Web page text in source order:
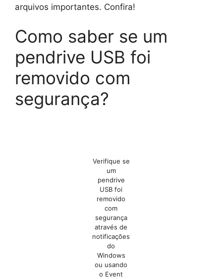
arquivos importantes. Confira!
Como saber se um
pendrive USB foi
removido com
segurança?
Verifique se
um
pendrive
USB foi
removido
com
segurança
através de
notificações
do
Windows
ou usando
o Event